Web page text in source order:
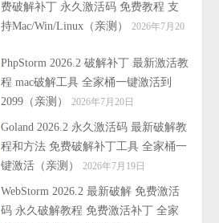
费破解补丁 永久激活码 免费教程 支
持Mac/Win/Linux（亲测）
2026年7月20
PhpStorm 2026.2 破解补丁 最新激活教
程 mac破解工具 全家桶一键激活到
2099（亲测）
2026年7月20日
Goland 2026.2 永久激活码 最新破解教
程和方法 免费破解补丁工具 全家桶一
键激活（亲测）
2026年7月19日
WebStorm 2026.2 最新破解 免费激活
码 永久破解教程 免费激活补丁 全家